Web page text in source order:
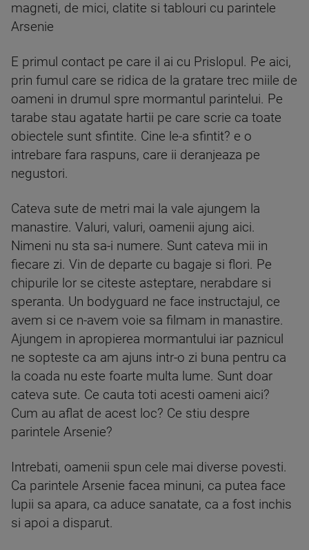
magneti, de mici, clatite si tablouri cu parintele
Arsenie
E primul contact pe care il ai cu Prislopul. Pe aici,
prin fumul care se ridica de la gratare trec miile de
oameni in drumul spre mormantul parintelui. Pe
tarabe stau agatate hartii pe care scrie ca toate
obiectele sunt sfintite. Cine le-a sfintit? e o
intrebare fara raspuns, care ii deranjeaza pe
negustori.
Cateva sute de metri mai la vale ajungem la
manastire. Valuri, valuri, oamenii ajung aici.
Nimeni nu sta sa-i numere. Sunt cateva mii in
fiecare zi. Vin de departe cu bagaje si flori. Pe
chipurile lor se citeste asteptare, nerabdare si
speranta. Un bodyguard ne face instructajul, ce
avem si ce n-avem voie sa filmam in manastire.
Ajungem in apropierea mormantului iar paznicul
ne sopteste ca am ajuns intr-o zi buna pentru ca
la coada nu este foarte multa lume. Sunt doar
cateva sute. Ce cauta toti acesti oameni aici?
Cum au aflat de acest loc? Ce stiu despre
parintele Arsenie?
Intrebati, oamenii spun cele mai diverse povesti.
Ca parintele Arsenie facea minuni, ca putea face
lupii sa apara, ca aduce sanatate, ca a fost inchis
si apoi a disparut.